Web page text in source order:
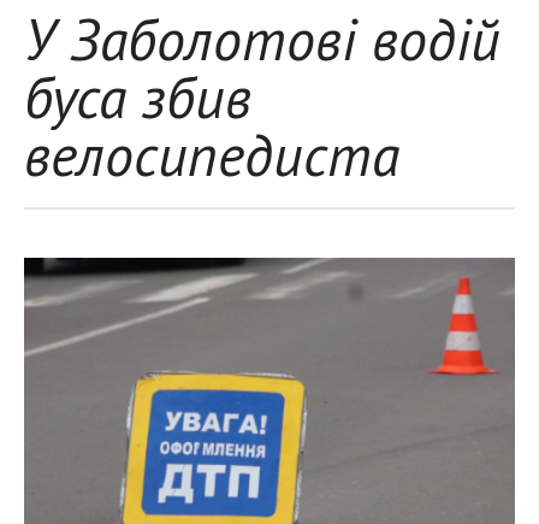
У Заболотові водій
буса збив
велосипедиста